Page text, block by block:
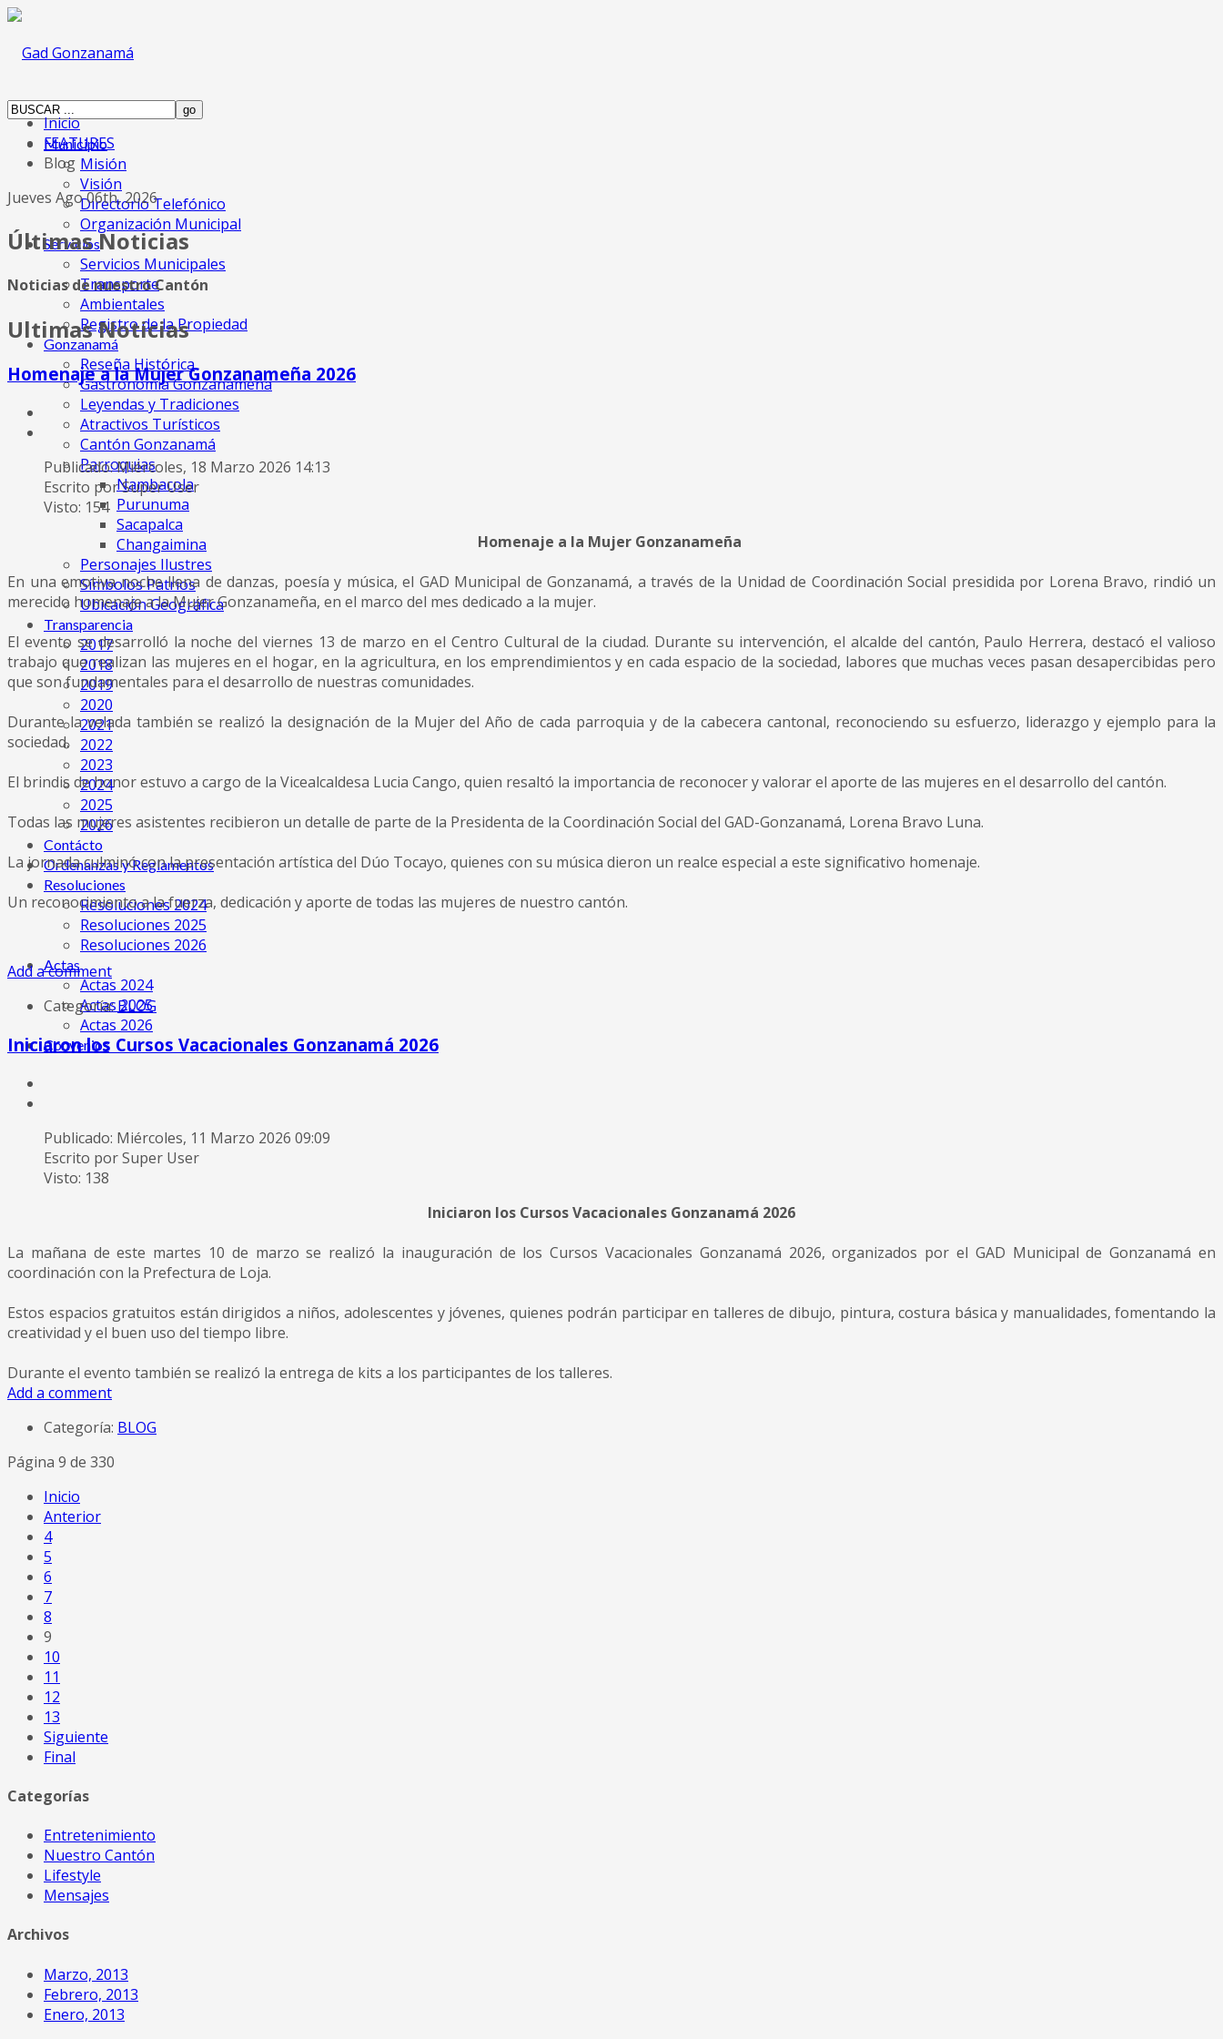
Municipio
Misión
Visión
Directorio Telefónico
Organización Municipal
Servicios
Servicios Municipales
Transporte
Ambientales
Registro de la Propiedad
Gonzanamá
Reseña Histórica
Gastronomia Gonzanameña
Leyendas y Tradiciones
Atractivos Turísticos
Cantón Gonzanamá
Parroquias
Nambacola
Purunuma
Sacapalca
Changaimina
Personajes Ilustres
Símbolos Patrios
Ubicación Geográfica
Transparencia
2017
2018
2019
2020
2021
2022
2023
2024
2025
2026
Contácto
Ordenanzas y Reglamentos
Resoluciones
Resoluciones 2024
Resoluciones 2025
Resoluciones 2026
Actas
Actas 2024
Actas 2025
Actas 2026
Convenios
Inicio
FEATURES
Blog
Jueves Ago 06th, 2026
Últimas Noticias
Noticias de nuestro Cantón
Ultimas Noticias
Homenaje a la Mujer Gonzanameña 2026
Publicado: Miércoles, 18 Marzo 2026 14:13
Escrito por Super User
Visto: 154
Homenaje a la Mujer Gonzanameña
En una emotiva noche llena de danzas, poesía y música, el GAD Municipal de Gonzanamá, a través de la Unidad de Coordinación Social presidida por Lorena Bravo, rindió un
merecido homenaje a la Mujer Gonzanameña, en el marco del mes dedicado a la mujer.
El evento se desarrolló la noche del viernes 13 de marzo en el Centro Cultural de la ciudad. Durante su intervención, el alcalde del cantón, Paulo Herrera, destacó el valioso
trabajo que realizan las mujeres en el hogar, en la agricultura, en los emprendimientos y en cada espacio de la sociedad, labores que muchas veces pasan desapercibidas pero
que son fundamentales para el desarrollo de nuestras comunidades.
Durante la velada también se realizó la designación de la Mujer del Año de cada parroquia y de la cabecera cantonal, reconociendo su esfuerzo, liderazgo y ejemplo para la
sociedad.
El brindis de honor estuvo a cargo de la Vicealcaldesa Lucia Cango, quien resaltó la importancia de reconocer y valorar el aporte de las mujeres en el desarrollo del cantón.
Todas las mujeres asistentes recibieron un detalle de parte de la Presidenta de la Coordinación Social del GAD-Gonzanamá, Lorena Bravo Luna.
La jornada culminó con la presentación artística del Dúo Tocayo, quienes con su música dieron un realce especial a este significativo homenaje.
Un reconocimiento a la fuerza, dedicación y aporte de todas las mujeres de nuestro cantón.
Add a comment
Categoría:BLOG
Iniciaron los Cursos Vacacionales Gonzanamá 2026
Publicado: Miércoles, 11 Marzo 2026 09:09
Escrito por Super User
Visto: 138
Iniciaron los Cursos Vacacionales Gonzanamá 2026
La mañana de este martes 10 de marzo se realizó la inauguración de los Cursos Vacacionales Gonzanamá 2026, organizados por el GAD Municipal de Gonzanamá en
coordinación con la Prefectura de Loja.
Estos espacios gratuitos están dirigidos a niños, adolescentes y jóvenes, quienes podrán participar en talleres de dibujo, pintura, costura básica y manualidades, fomentando la
creatividad y el buen uso del tiempo libre.
Durante el evento también se realizó la entrega de kits a los participantes de los talleres.
Add a comment
Categoría: BLOG
Página 9 de 330
Inicio
Anterior
4
5
6
7
8
9
10
11
12
13
Siguiente
Final
Categorías
Entretenimiento
Nuestro Cantón
Lifestyle
Mensajes
Archivos
Marzo, 2013
Febrero, 2013
Enero, 2013